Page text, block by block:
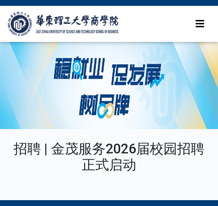
招聘 | 金茂服务2026届校园招聘
正式启动